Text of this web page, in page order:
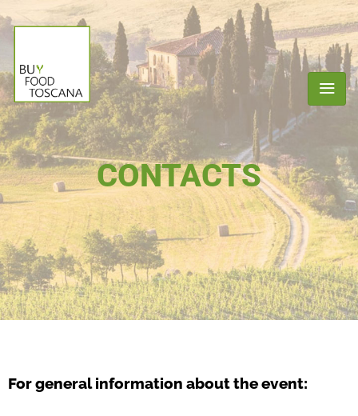
CONTACTS
For general information about the event: